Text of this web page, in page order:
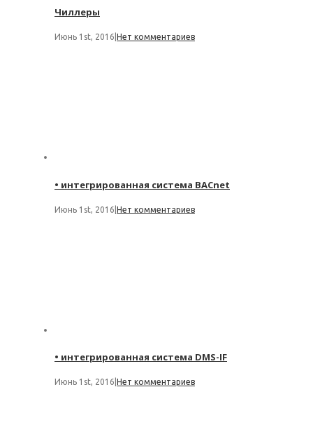
Чиллеры
Июнь 1st, 2016 Нет комментариев
• интегрированная система BACnet
Июнь 1st, 2016 Нет комментариев
• интегрированная система DMS-IF
Июнь 1st, 2016 Нет комментариев